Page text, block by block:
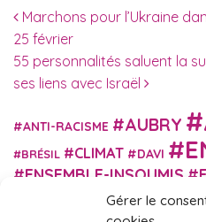
Gérer le
Navigation des
Marchons pour l’Ukraine
25 février
55 personnalités saluent la
ses liens avec Israël
ANTI-RACISME AUBRY
BRÉSIL CLIMAT DAVI
ENSEMBLE-INSOUMIS
EUROPE EXTRÊME